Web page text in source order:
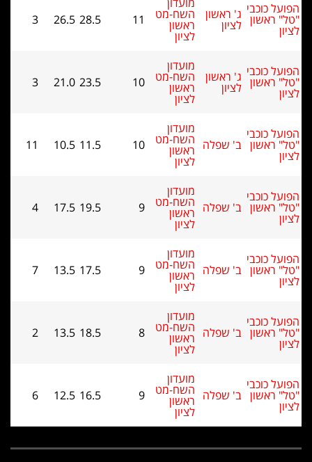
כוכבי
ראשון ג' ראשון
לציון
השח-מט
ראשון
לציון
11
26.5
3
כוכבי
ראשון ג' ראשון
לציון
השח-מט
ראשון
לציון
10
21.0
3
כוכבי
ראשון ב' שפלה השח-מט
ראשון 10
10.5
11
כוכבי
ראשון ב' שפלה השח-מט
ראשון 9
17.5
4
כוכבי
ראשון ב' שפלה השח-מט
ראשון 9
13.5
7
כוכבי
ראשון ב' שפלה השח-מט
ראשון 8
13.5
2
כוכבי
ראשון ב' שפלה השח-מט
ראשון 9
12.5
6